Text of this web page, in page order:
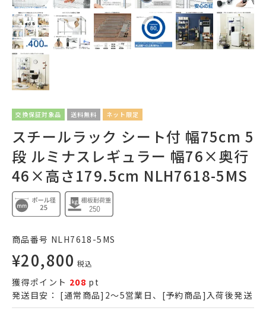
交換保証対象品 送料無料 ネット限定
スチールラック シート付 幅75cm 5
段 ルミナスレギュラー 幅76×奥行
46×高さ179.5cm NLH7618-5MS
商品番号 NLH7618-5MS
¥20,800 税込
獲得ポイント 208 pt
発送目安： [通常商品]2～5営業日、[予約商品]入荷後発送